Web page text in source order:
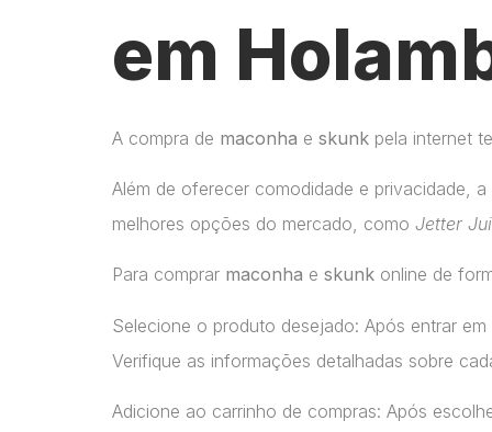
em
A compra de maconha e skunk pela internet
Além de oferecer comodidade e privacidade,
melhores opções do mercado, como Jetter
Para comprar maconha e skunk online de
Selecione o produto desejado: Após entrar
Verifique as informações detalhadas sobre
Adicione ao carrinho de compras: Após